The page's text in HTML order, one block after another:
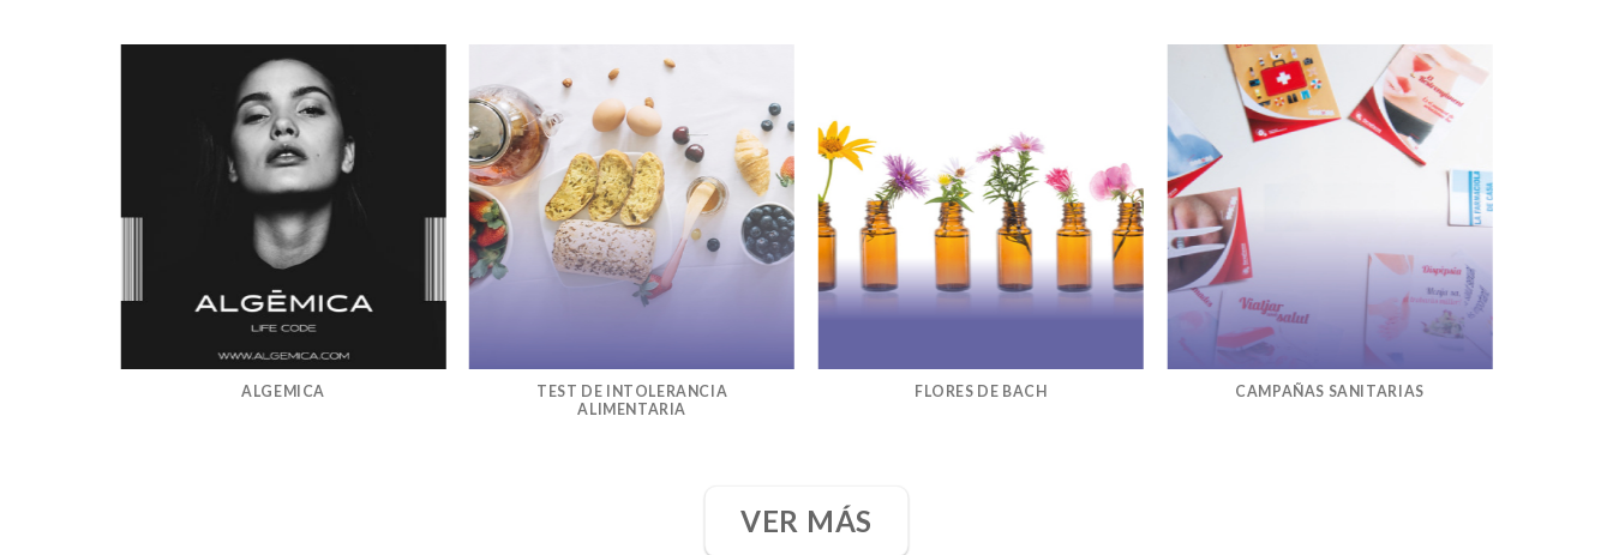
ALGEMICA
TEST DE INTOLERANCIA
ALIMENTARIA
FLORES DE BACH CAMPAÑAS SANITARIAS
VER MÁS